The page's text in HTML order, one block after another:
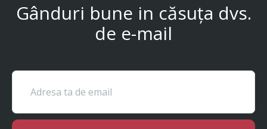
Gânduri bune in căsuța dvs.
de e-mail